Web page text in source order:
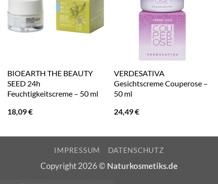
BIOEARTH THE BEAUTY
SEED 24h
Feuchtigkeitscreme – 50 ml
18,09€
VERDESATIVA
Gesichtscreme Couperose –
50 ml
24,49€
IMPRESSUM DATENSCHUTZ
Copyright 2026 © Naturkosmetiks.de